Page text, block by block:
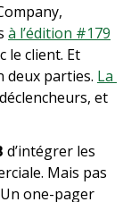
à l’édition #179
le client. Et
deux parties. La
et
d’intégrer les
Mais pas
one-pager